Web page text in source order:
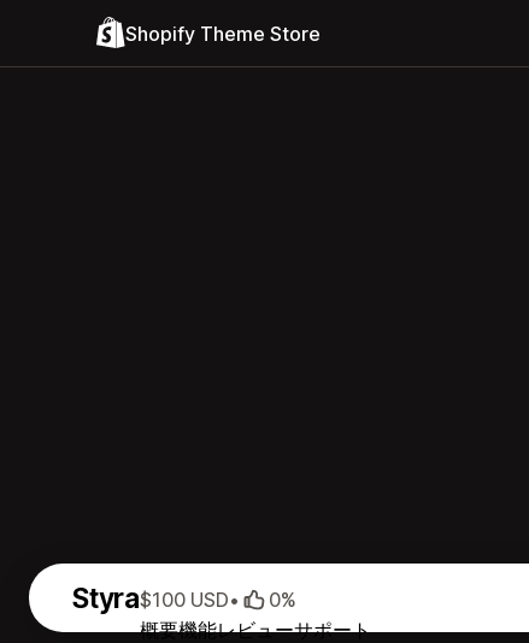
Shopify Theme Store
Styra
概要機能レビューサポート
$100 USD• 0%